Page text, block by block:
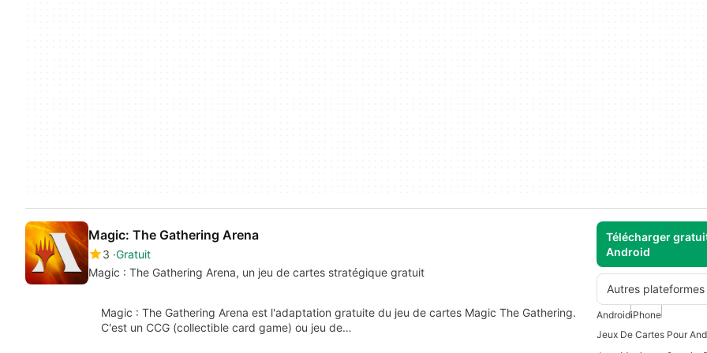
Magic: The Gathering Arena
3 Gratuit
Magic : The Gathering Arena, un jeu de cartes stratégique gratuit
Télécharger
Android
Autres plateformes
Magic : The Gathering Arena est l'adaptation gratuite du jeu de cartes Magic The Gathering.
C'est un CCG (collectible card game) ou jeu de…
AndroidiPhone
Jeux De Cartes Pour